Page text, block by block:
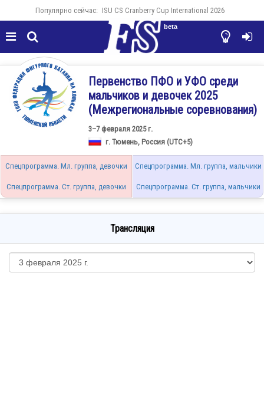
Популярно сейчас: ISU CS Cranberry Cup International 2026
  

beta
Первенство ПФО и УФО среди
мальчиков и девочек 2025
(Межрегиональные соревнования)
3–7 февраля 2025 г.
г. Тюмень, Россия (UTC+5)
Спецпрограмма. Мл. группа, девочки
Спецпрограмма. Ст. группа, девочки
Спецпрограмма. Мл. группа, мальчики
Спецпрограмма. Ст. группа, мальчики
Трансляция